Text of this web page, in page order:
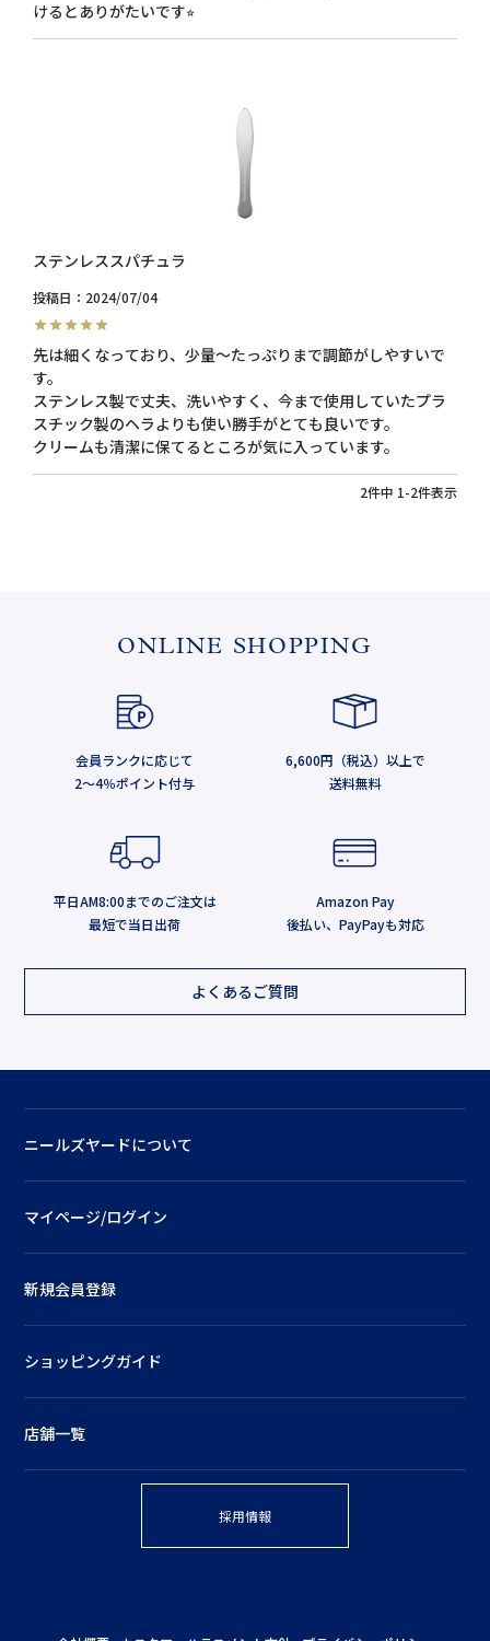
ステンレススパチュラ
投稿日 2024/07/04
先は細くなっており、少量〜たっぷりまで調節がしやすいで
す。
ステンレス製で丈夫、洗いやすく、今まで使用していたプラ
スチック製のヘラよりも使い勝手がとても良いです。
クリームも清潔に保てるところが気に入っています。
2件中 1-2件表示
ONLINE SHOPPING
会員ランクに応じて
2～4％ポイント付与
6,600円（税込）以上で
送料無料
平日AM8:00までのご注文は
最短で当日出荷
Amazon Pay
後払い、PayPayも対応
よくあるご質問
ニールズヤードについて
マイページ/ログイン
新規会員登録
ショッピングガイド
店舗一覧
採用情報